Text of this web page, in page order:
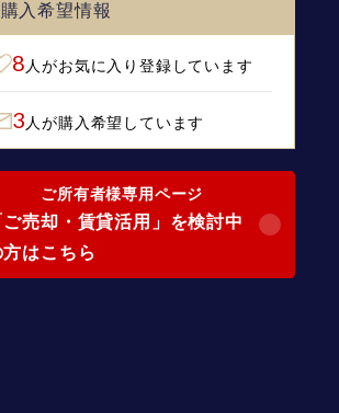
購入希望情報
8 人がお気に入り登録しています
3 人が購入希望しています
ご所有者様専用ページ
ご売却・賃貸活用」を検討中
方はこちら